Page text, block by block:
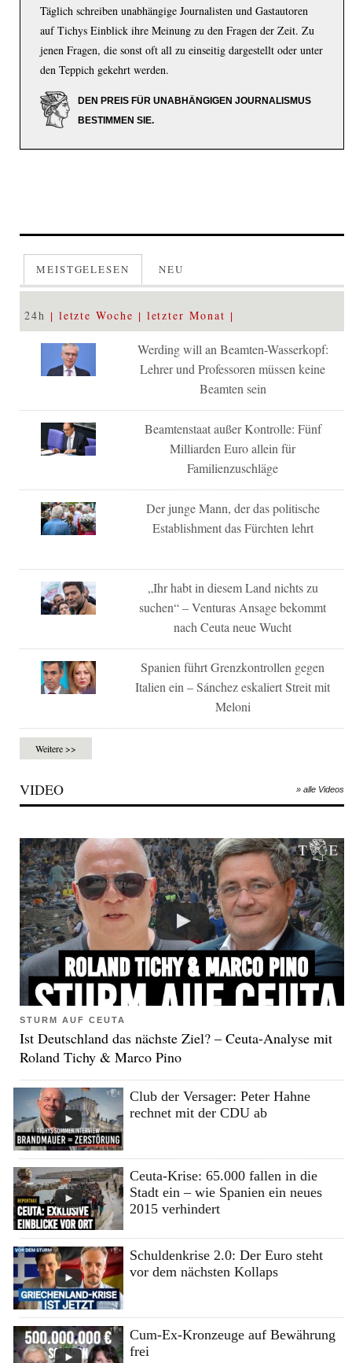
Täglich schreiben unabhängige Journalisten und Gastautoren
auf Tichys Einblick ihre Meinung zu den Fragen der Zeit. Zu
jenen Fragen, die sonst oft all zu einseitig dargestellt oder unter
den Teppich gekehrt werden.
DEN PREIS FÜR UNABHÄNGIGEN JOURNALISMUS
BESTIMMEN SIE.
MEISTGELESEN NEU
24h letzte Woche letzter Monat
Werding will an Beamten-Wasserkopf:
Lehrer und Professoren müssen keine
Beamten sein
Beamtenstaat außer Kontrolle: Fünf
Milliarden Euro allein für
Familienzuschläge
Der junge Mann, der das politische
Establishment das Fürchten lehrt
„Ihr habt in diesem Land nichts zu
suchen“ – Venturas Ansage bekommt
nach Ceuta neue Wucht
Spanien führt Grenzkontrollen gegen
Italien ein – Sánchez eskaliert Streit mit
Meloni
Weitere >>
VIDEO » alle Videos
STURM AUF CEUTA
Ist Deutschland das nächste Ziel? – Ceuta-Analyse mit
Roland Tichy & Marco Pino
Club der Versager: Peter Hahne
rechnet mit der CDU ab
Ceuta-Krise: 65.000 fallen in die
Stadt ein – wie Spanien ein neues
2015 verhindert
Schuldenkrise 2.0: Der Euro steht
vor dem nächsten Kollaps
Cum-Ex-Kronzeuge auf Bewährung
frei